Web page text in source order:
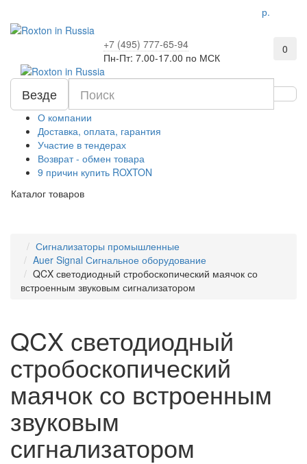
р.
+7 (495) 777-65-94
Пн-Пт: 7.00-17.00 по МСК
0
Везде
О компании
Доставка, оплата, гарантия
Участие в тендерах
Возврат - обмен товара
9 причин купить ROXTON
Каталог товаров
Сигнализаторы промышленные
Auer Signal Сигнальное оборудование
QCX светодиодный стробоскопический маячок со
встроенным звуковым сигнализатором
QCX светодиодный
стробоскопический
маячок со встроенным
звуковым
сигнализатором